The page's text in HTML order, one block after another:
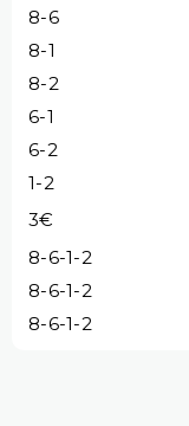
8-6
8-1
8-2
6-1
6-2
1-2
3€
8-6-1-2
8-6-1-2
8-6-1-2